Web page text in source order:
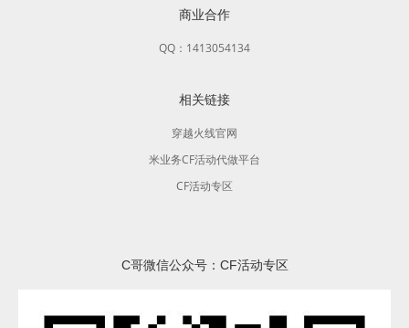
商业合作
QQ：1413054134
相关链接
穿越火线官网
米业务CF活动代做平台
CF活动专区
C哥微信公众号：CF活动专区